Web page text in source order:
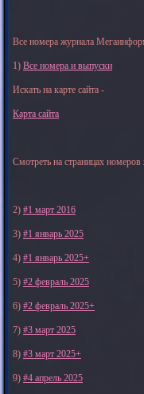
Все номера журнала
1) Все номера и выпуски
Искать на карте сайта -
Карта сайта
Смотреть на страницах
2) #1 март 2016
3) #1 январь 2025
4) #1 январь 2025+
5) #2 февраль 2025
6) #2 февраль 2025+
7) #3 март 2025
8) #3 март 2025+
9) #4 апрель 2025